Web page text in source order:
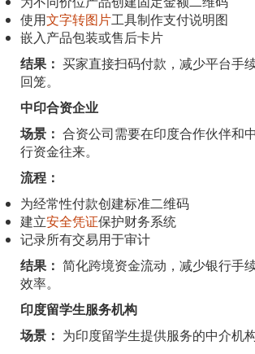
使用文字转图片工具制作支付说明图
嵌入产品包装或售后卡片
结果： 买家直接扫码付款，减少平台手
回笼。
中印合资企业
场景： 合资公司需要在印度合作伙伴和
行资金往来。
流程：
为经常性付款创建标准二维码
建立安全凭证保护财务系统
记录所有交易用于审计
结果： 简化跨境资金流动，减少银行手
效率。
印度留学生服务机构
场景： 为印度留学生提供服务的中介机